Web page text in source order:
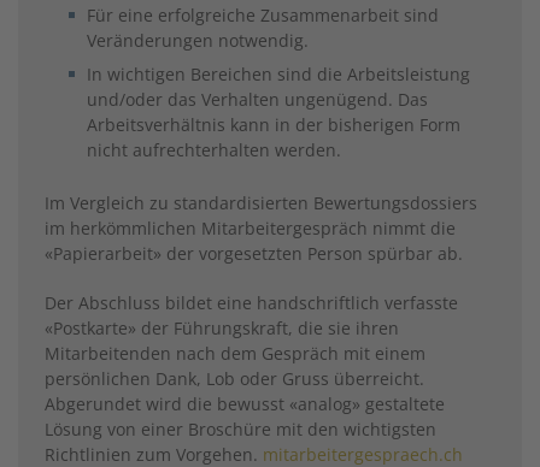
Für eine erfolgreiche Zusammenarbeit sind
Veränderungen notwendig.
In wichtigen Bereichen sind die Arbeitsleistung
und/oder das Verhalten ungenügend. Das
Arbeitsverhältnis kann in der bisherigen Form
nicht aufrechterhalten werden.
Im Vergleich zu standardisierten Bewertungsdossiers
im herkömmlichen Mitarbeitergespräch nimmt die
«Papierarbeit» der vorgesetzten Person spürbar ab.
Der Abschluss bildet eine handschriftlich verfasste
«Postkarte» der Führungskraft, die sie ihren
Mitarbeitenden nach dem Gespräch mit einem
persönlichen Dank, Lob oder Gruss überreicht.
Abgerundet wird die bewusst «analog» gestaltete
Lösung von einer Broschüre mit den wichtigsten
Richtlinien zum Vorgehen. mitarbeitergespraech.ch